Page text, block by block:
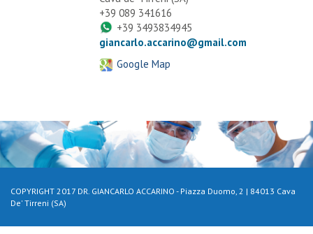
+39 089 341616
+39 3493834945
giancarlo.accarino@gmail.com
Google Map
COPYRIGHT 2017 DR. GIANCARLO ACCARINO - Piazza Duomo, 2 | 84013 Cava
De' Tirreni (SA)